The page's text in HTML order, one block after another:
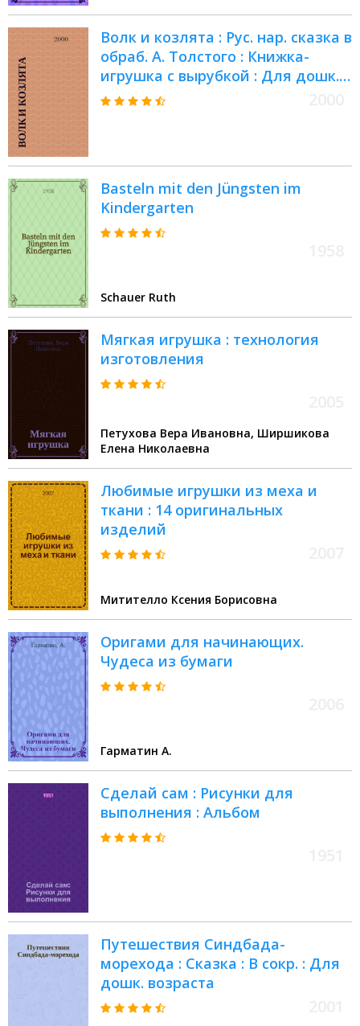
Волк и козлята : Рус. нар. сказка в
обраб. А. Толстого : Книжка-
игрушка с вырубкой : Для дошк.
возраста
Basteln mit den Jüngsten im
Kindergarten
Schauer Ruth
Мягкая игрушка : технология
изготовления
Петухова Вера Ивановна, Ширшикова
Елена Николаевна
Любимые игрушки из меха и
ткани : 14 оригинальных
изделий
Митителло Ксения Борисовна
Оригами для начинающих.
Чудеса из бумаги
Гарматин А.
Сделай сам : Рисунки для
выполнения : Альбом
Путешествия Синдбада-
морехода : Сказка : В сокр. : Для
дошк. возраста